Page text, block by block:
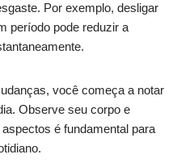
Por exemplo, desligar
período pode reduzir a
você começa a notar
Observe seu corpo e
é fundamental para